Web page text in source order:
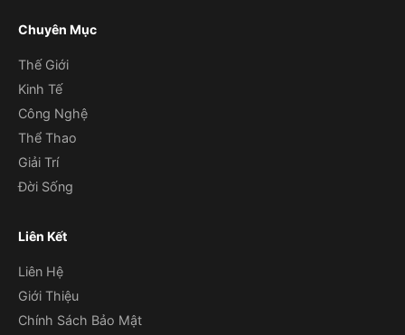
Chuyên Mục
Thế Giới
Kinh Tế
Công Nghệ
Thể Thao
Giải Trí
Đời Sống
Liên Kết
Liên Hệ
Giới Thiệu
Chính Sách Bảo Mật